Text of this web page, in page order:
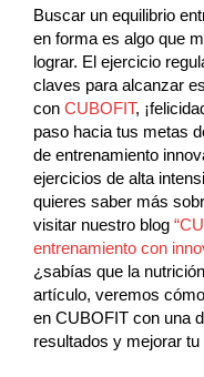
Buscar un equilibrio
en forma es algo que
lograr. El ejercicio
claves para alcanzar
con CUBOFIT,
paso hacia tus metas
de entrenamiento
ejercicios de alta
quieres saber más
visitar nuestro blog
entrenamiento con
¿sabías que la
artículo, veremos
en CUBOFIT con una
resultados y mejorar tu